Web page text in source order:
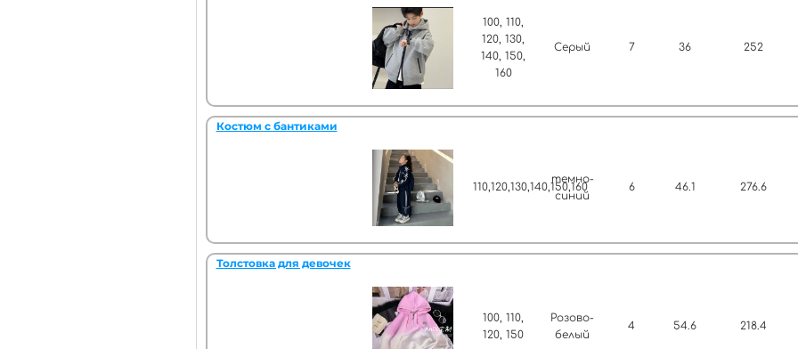
100, 110,
120, 130,
140, 150,
160
Серый 7 36 252
Костюм с бантиками
110,120,130,140,150,160
темно-
синий
6 46.1 276.6
Толстовка для девочек
100, 110,
120, 150
Розово-
белый
4 54.6 218.4